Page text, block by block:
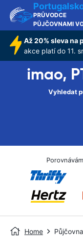
PRŮVODCE
PŮJČOVNAMI
Až 20% sleva na
akce platí do 11.
imao,
Vyhledat
Home